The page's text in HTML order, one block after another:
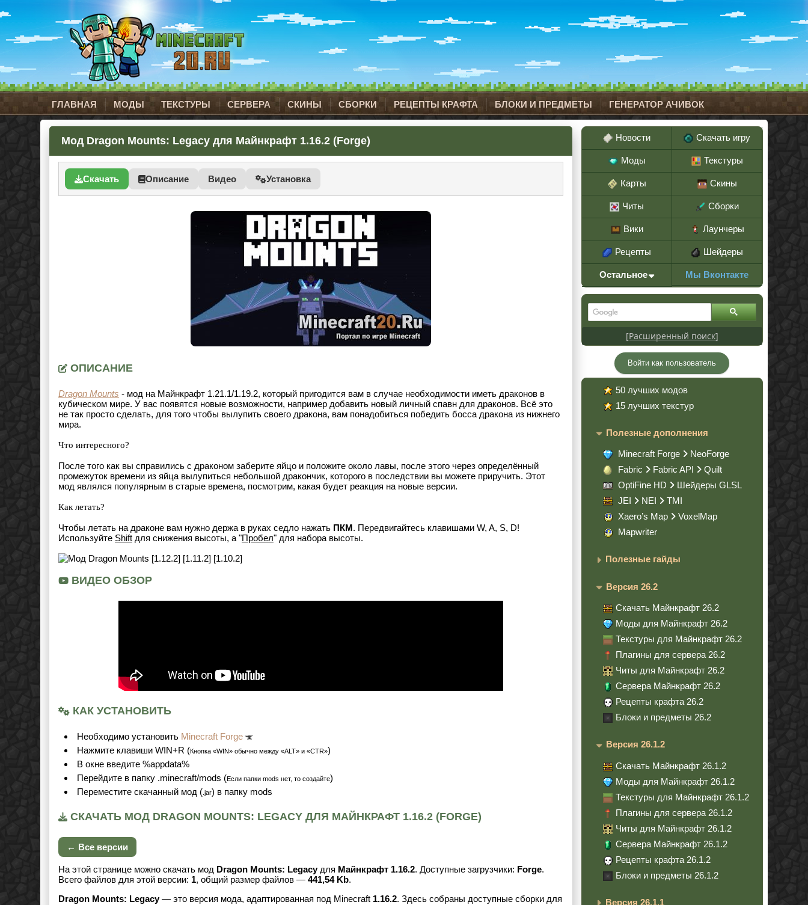
ГЛАВНАЯ МОДЫ ТЕКСТУРЫ СЕРВЕРА СКИНЫ СБОРКИ РЕЦЕПТЫ КРАФТА БЛОКИ И ПРЕДМЕТЫ ГЕНЕРАТОР АЧИВОК
Мод Dragon Mounts: Legacy для Майнкрафт 1.16.2 (Forge)
Скачать Описание Видео Установка
ОПИСАНИЕ
Dragon Mounts - мод на Майнкрафт 1.21.1/1.19.2, который пригодится вам в случае необходимости иметь драконов в
кубическом мире. У вас появятся новые возможности, например добавить новый личный спавн для драконов. Всё это
не так просто сделать, для того чтобы вылупить своего дракона, вам понадобиться победить босса дракона из нижнего
мира.
Что интересного?
После того как вы справились с драконом заберите яйцо и положите около лавы, после этого через определённый
промежуток времени из яйца вылупиться небольшой дракончик, которого в последствии вы можете приручить. Этот
мод являлся популярным в старые времена, посмотрим, какая будет реакция на новые версии.
Как летать?
Чтобы летать на драконе вам нужно держа в руках седло нажать ПКМ. Передвигайтесь клавишами W, A, S, D!
Используйте Shift для снижения высоты, а "Пробел" для набора высоты.
ВИДЕО ОБЗОР
КАК УСТАНОВИТЬ
Необходимо установить Minecraft Forge
Нажмите клавиши WIN+R (Кнопка «WIN» обычно между «ALT» и «CTR»)
В окне введите %appdata%
Перейдите в папку .minecraft/mods (Если папки mods нет, то создайте)
Переместите скачанный мод ( .jar) в папку mods
СКАЧАТЬ МОД DRAGON MOUNTS: LEGACY ДЛЯ МАЙНКРАФТ 1.16.2 (FORGE)
← Все версии
На этой странице можно скачать мод Dragon Mounts: Legacyдля Майнкрафт 1.16.2. Доступные загрузчики: Forge.
Всего файлов для этой версии: 1, общий размер файлов — 441,54 Kb.
Dragon Mounts: Legacy— это версия мода, адаптированная под Minecraft 1.16.2. Здесь собраны доступные сборки для
Новости Скачать игру
Моды Текстуры
Карты Скины
Читы Сборки
Вики Лаунчеры
Рецепты Шейдеры
Остальное Мы Вконтакте
[Расширенный поиск]
Войти как пользователь
50 лучших модов
15 лучших текстур
Полезные дополнения
Minecraft Forge
NeoForge
Fabric
Fabric API
Quilt
OptiFine HD
Шейдеры GLSL
JEI
NEI
TMI
Xaero’s Map
VoxelMap
Mapwriter
Полезные гайды
Версия 26.2
Скачать Майнкрафт 26.2
Моды для Майнкрафт 26.2
Текстуры для Майнкрафт 26.2
Плагины для сервера 26.2
Читы для Майнкрафт 26.2
Сервера Майнкрафт 26.2
Рецепты крафта 26.2
Блоки и предметы 26.2
Версия 26.1.2
Скачать Майнкрафт 26.1.2
Моды для Майнкрафт 26.1.2
Текстуры для Майнкрафт 26.1.2
Плагины для сервера 26.1.2
Читы для Майнкрафт 26.1.2
Сервера Майнкрафт 26.1.2
Рецепты крафта 26.1.2
Блоки и предметы 26.1.2
Версия 26.1.1